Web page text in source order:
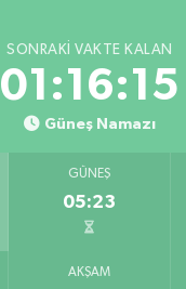
SONRAKI VAKTE KALAN
01:16:15
Güneş Namazı
GÜNEŞ
05:23
AKŞAM